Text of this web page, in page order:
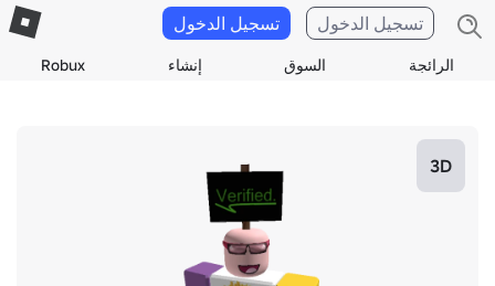
الرائجة السوق إنشاء Robux
تسجيل الدخول تسجيل الدخول
3D